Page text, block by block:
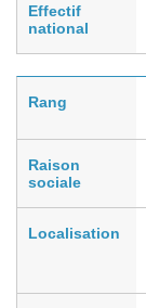
Effectif
national
Rang
Raison
sociale
Localisation